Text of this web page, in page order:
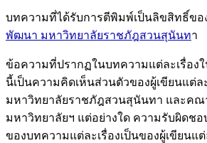
บทความที่ได้รับการตีพิมพ์เป็นลิขสิทธิ์ขอ
พัฒนา มหาวิทยาลัยราชภัฎสวนสุนันทา
ข้อความที่ปรากฏในบทความแต่ละเรื่องใ
นี้เป็นความคิดเห็นส่วนตัวของผู้เขียนแต่ล
มหาวิทยาลัยราชภัฎสวนสุนันทา และคณ
มหาวิทยาลัยฯ แต่อย่างใด ความรับผิดช
ของบทความแต่ละเรื่องเป็นของผู้เขียนแ